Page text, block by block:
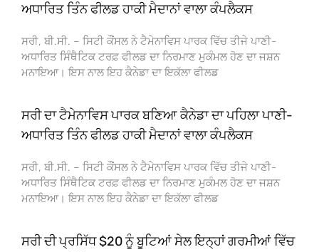
ਅਧਾਰਿਤ ਤਿੰਨ ਫੀਲਡ ਹਾਕੀ ਮੈਦਾਨਾਂ ਵਾਲਾ ਕੰਪਲੈਕਸ
ਸਰੀ, ਬੀ.ਸੀ. – ਸਿਟੀ ਕੌਂਸਲ ਨੇ ਟੈਮੇਨਾਵਿਸ ਪਾਰਕ ਵਿੱਚ ਤੀਜੇ ਪਾਣੀ-
ਅਧਾਰਿਤ ਸਿੰਥੈਟਿਕ ਟਰਫ਼ ਫੀਲਡ ਦਾ ਨਿਰਮਾਣ ਮੁਕੰਮਲ ਹੋਣ ਦਾ ਜਸ਼ਨ
ਮਨਾਇਆ। ਇਸ ਨਾਲ ਇਹ ਕੈਨੇਡਾ ਦਾ ਇਕੱਲਾ ਫੀਲਡ
ਸਰੀ ਦਾ ਟੈਮੇਨਾਵਿਸ ਪਾਰਕ ਬਣਿਆ ਕੈਨੇਡਾ ਦਾ ਪਹਿਲਾ ਪਾਣੀ-
ਅਧਾਰਿਤ ਤਿੰਨ ਫੀਲਡ ਹਾਕੀ ਮੈਦਾਨਾਂ ਵਾਲਾ ਕੰਪਲੈਕਸ
ਸਰੀ, ਬੀ.ਸੀ. – ਸਿਟੀ ਕੌਂਸਲ ਨੇ ਟੈਮੇਨਾਵਿਸ ਪਾਰਕ ਵਿੱਚ ਤੀਜੇ ਪਾਣੀ-
ਅਧਾਰਿਤ ਸਿੰਥੈਟਿਕ ਟਰਫ਼ ਫੀਲਡ ਦਾ ਨਿਰਮਾਣ ਮੁਕੰਮਲ ਹੋਣ ਦਾ ਜਸ਼ਨ
ਮਨਾਇਆ। ਇਸ ਨਾਲ ਇਹ ਕੈਨੇਡਾ ਦਾ ਇਕੱਲਾ ਫੀਲਡ
ਸਰੀ ਦੀ ਪ੍ਰਸਿੱਧ $20 ਨੂੰ ਬੂਟਿਆਂ ਸੇਲ ਇਨ੍ਹਾਂ ਗਰਮੀਆਂ ਵਿੱਚ